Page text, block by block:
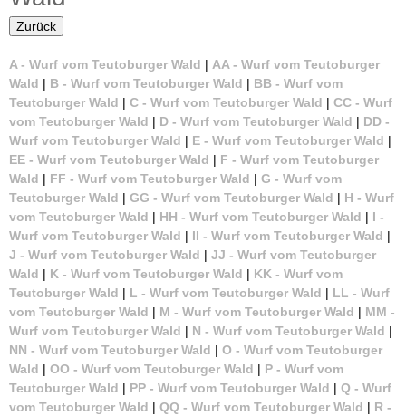
i
e
r
Z
u
c
h
t
v
o
u
a
r
Zurück
A - Wurf vom Teutoburger Wald | AA - Wurf vom Teutoburger
Wald | B - Wurf vom Teutoburger Wald | BB - Wurf vom
Teutoburger Wald | C - Wurf vom Teutoburger Wald | CC - Wurf
vom Teutoburger Wald | D - Wurf vom Teutoburger Wald | DD -
Wurf vom Teutoburger Wald | E - Wurf vom Teutoburger Wald |
EE - Wurf vom Teutoburger Wald | F - Wurf vom Teutoburger
Wald | FF - Wurf vom Teutoburger Wald | G - Wurf vom
Teutoburger Wald | GG - Wurf vom Teutoburger Wald | H - Wurf
vom Teutoburger Wald | HH - Wurf vom Teutoburger Wald | I -
Wurf vom Teutoburger Wald | II - Wurf vom Teutoburger Wald |
J - Wurf vom Teutoburger Wald | JJ - Wurf vom Teutoburger
Wald | K - Wurf vom Teutoburger Wald | KK - Wurf vom
Teutoburger Wald | L - Wurf vom Teutoburger Wald | LL - Wurf
vom Teutoburger Wald | M - Wurf vom Teutoburger Wald | MM -
Wurf vom Teutoburger Wald | N - Wurf vom Teutoburger Wald |
NN - Wurf vom Teutoburger Wald | O - Wurf vom Teutoburger
Wald | OO - Wurf vom Teutoburger Wald | P - Wurf vom
Teutoburger Wald | PP - Wurf vom Teutoburger Wald | Q - Wurf
vom Teutoburger Wald | QQ - Wurf vom Teutoburger Wald | R -